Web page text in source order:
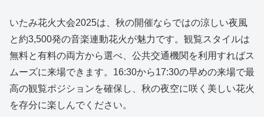
いたみ花火大会2025は、秋の開催ならではの涼しい夜風
と約3,500発の音楽連動花火が魅力です。観覧スタイルは
無料と有料の両方から選べ、公共交通機関を利用すればス
ムーズに来場できます。16:30から17:30の早めの来場で最
高の観覧ポジションを確保し、秋の夜空に咲く美しい花火
を存分に楽しんでください。